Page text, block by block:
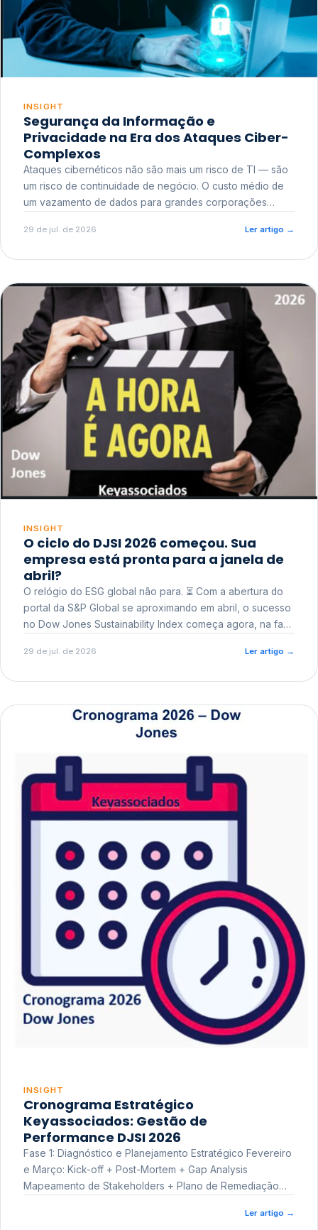
INSIGHT
Segurança da Informação e
Privacidade na Era dos Ataques Ciber-
Complexos
Ataques cibernéticos não são mais um risco de TI — são
um risco de continuidade de negócio. O custo médio de
um vazamento de dados para grandes corporações
reputacional e o risco regulatório junto a órgãos como a
29 de jul. de 2026 Ler artigo →
INSIGHT
O ciclo do DJSI 2026 começou. Sua
empresa está pronta para a janela de
abril?
O relógio do ESG global não para. ⏳ Com a abertura do
portal da S&P Global se aproximando em abril, o sucesso
no Dow Jones Sustainability Index começa agora, na fase
29 de jul. de 2026 Ler artigo →
INSIGHT
Cronograma Estratégico
Keyassociados: Gestão de
Performance DJSI 2026
Fase 1: Diagnóstico e Planejamento Estratégico Fevereiro
e Março: Kick-off + Post-Mortem + Gap Analysis
Mapeamento de Stakeholders + Plano de Remediação
Ler artigo →